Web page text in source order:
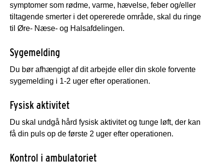
symptomer som rødme, varme, hævelse, feber og/eller
tiltagende smerter i det opererede område, skal du ringe
til Øre- Næse- og Halsafdelingen.
Sygemelding
Du bør afhængigt af dit arbejde eller din skole forvente
sygemelding i 1-2 uger efter operationen.
Fysisk aktivitet
Du skal undgå hård fysisk aktivitet og tunge løft, der kan
få din puls op de første 2 uger efter operationen.
Kontrol i ambulatoriet